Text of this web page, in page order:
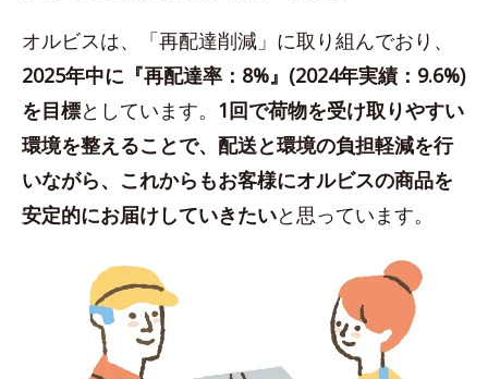
オルビスは、「再配達削減」に取り組んでおり、
2025年中に『再配達率：8%』(2024年実績：9.6%)
を目標としています。 1回で荷物を受け取りやすい
環境を整えることで、配送と環境の負担軽減を行
いながら、これからもお客様にオルビスの商品を
安定的にお届けしていきたいと思っています。